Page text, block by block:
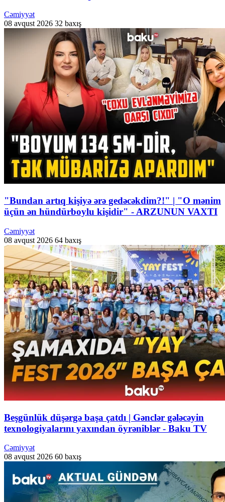
Cəmiyyət
08 avqust 2026 32 baxış
"Bundan artıq kişiyə ərə gedəcəkdim?!" | "O mənim
üçün ən hündürboylu kişidir" - ARZUNUN VAXTI
Cəmiyyət
08 avqust 2026 64 baxış
Beşgünlük düşərgə başa çatdı | Gənclər gələcəyin
texnologiyalarını yaxından öyrəniblər - Baku TV
Cəmiyyət
08 avqust 2026 60 baxış